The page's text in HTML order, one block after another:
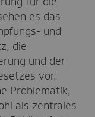
es das
und
die
und der
es vor.
Problematik,
als zentrales